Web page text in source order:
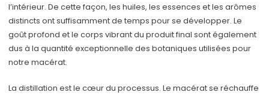
l’intérieur. De cette façon, les huiles, les essences et les arômes
distincts ont suffisamment de temps pour se développer. Le
goût profond et le corps vibrant du produit final sont également
dus à la quantité exceptionnelle des botaniques utilisées pour
notre macérat.
La distillation est le cœur du processus. Le macérat se réchauffe